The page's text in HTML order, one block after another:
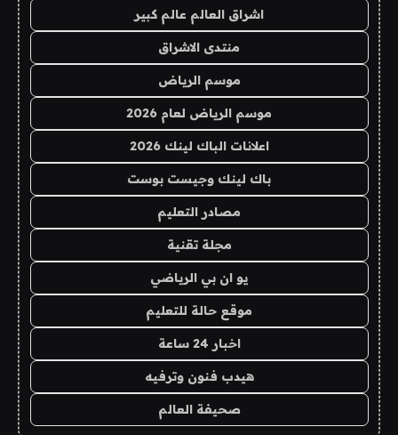
اشراق العالم عالم كبير
منتدى الاشراق
موسم الرياض
موسم الرياض لعام 2026
اعلانات الباك لينك 2026
باك لينك وجيست بوست
مصادر التعليم
مجلة تقنية
يو ان بي الرياضي
موقع حالة للتعليم
اخبار 24 ساعة
هيدب فنون وترفيه
صحيفة العالم